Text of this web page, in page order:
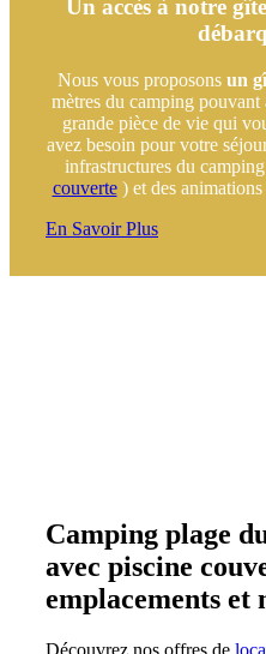
Un accès à notre
Nous vous proposons un
mètres du camping
grande pièce de vie qui
avez besoin pour votre
infrastructures du
couverte) et des
En Savoir Plus
Camping plage
avec piscine
emplacements et
Découvrez nos offres de